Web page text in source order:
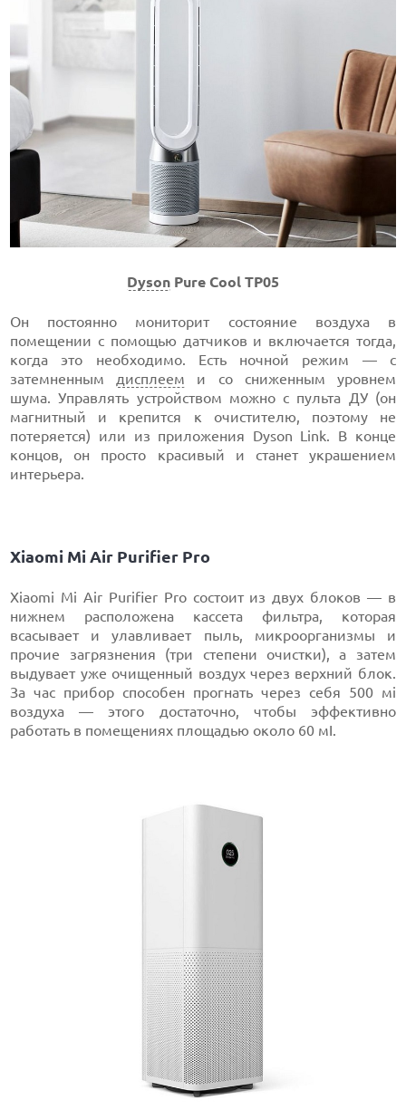
Dyson Pure Cool TP05
Он постоянно мониторит состояние воздуха в
помещении с помощью датчиков и включается тогда,
когда это необходимо. Есть ночной режим — с
затемненным дисплеем и со сниженным уровнем
шума. Управлять устройством можно с пульта ДУ (он
магнитный и крепится к очистителю, поэтому не
потеряется) или из приложения Dyson Link. В конце
концов, он просто красивый и станет украшением
интерьера.
Xiaomi Mi Air Purifier Pro
Xiaomi Mi Air Purifier Pro состоит из двух блоков — в
нижнем расположена кассета фильтра, которая
всасывает и улавливает пыль, микроорганизмы и
прочие загрязнения (три степени очистки), а затем
выдувает уже очищенный воздух через верхний блок.
За час прибор способен прогнать через себя 500 мі
воздуха — этого достаточно, чтобы эффективно
работать в помещениях площадью около 60 мІ.